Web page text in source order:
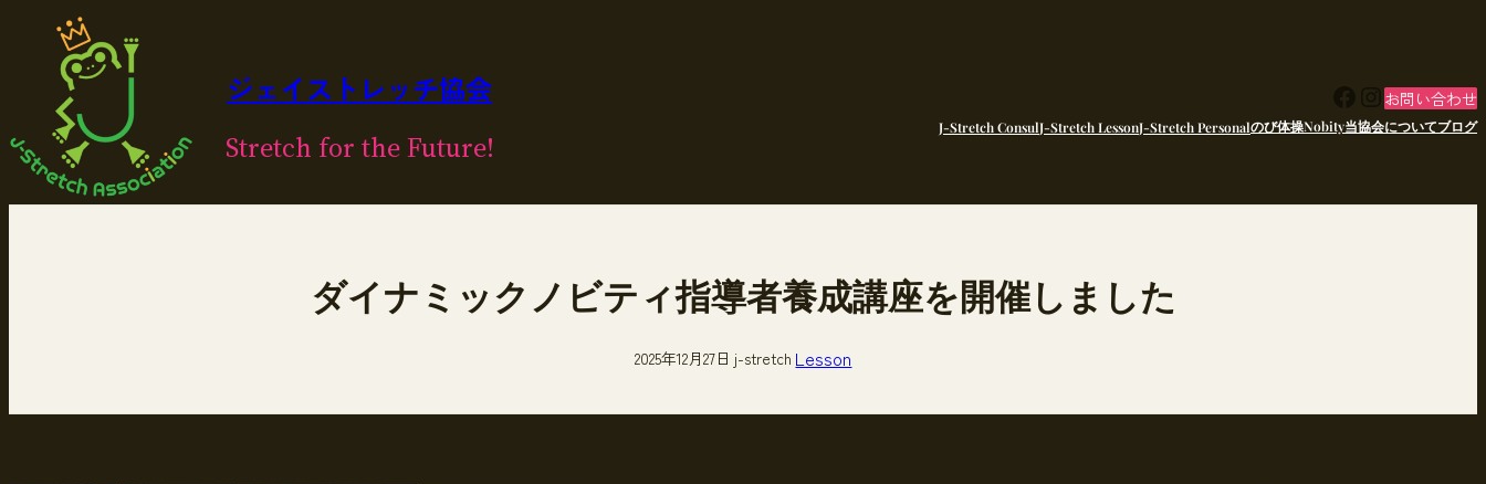
ッ
ジェイストレッチ協会
Stretch for the Future!
Facebook
Instagram
お問い合わせ
J-Stretch ConsulJ-Stretch LessonJ-Stretch Personalのび体操Nobity当協会についてブログ
ダイナミックノビティ指導者養成講座を開催しました
2025年12月27日 j-stretch Lesson